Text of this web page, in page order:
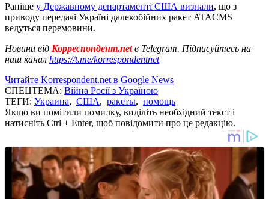
Раніше у Державному департаменті США визнали, що з
приводу передачі Україні далекобійних ракет ATACMS
ведуться перемовини.
Новини від Корреспондент.netв Telegram. Підписуйтесь на
наш канал https://t.me/korrespondentnet
Читайте Korrespondent.net в Google News
СПЕЦТЕМА: Війна Росії з Україною
ТЕГИ: Украина, США, ракеты, помощь
Якщо ви помітили помилку, виділіть необхідний текст і
натисніть Ctrl + Enter, щоб повідомити про це редакцію.